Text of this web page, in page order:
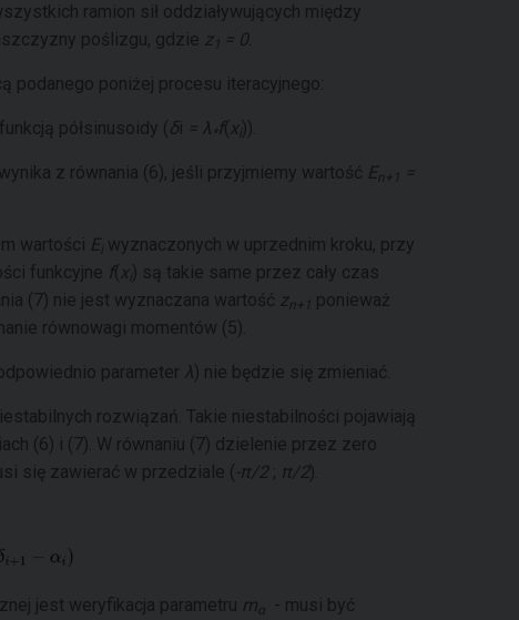
ramion sił oddziaływujących między
poślizgu, gdzie z 1 = 0.
podanego poniżej procesu iteracyjnego:
półsinusoidy ( δi = λ f( xi)).
wynika z równania (6), jeśli przyjmiemy wartość En+1
wartości Ei wyznaczonych w uprzednim kroku, przy
funkcyjne f( xi) są takie same przez cały czas
(7) nie jest wyznaczana wartość zn+1 ponieważ
równowagi momentów (5).
parameter λ) nie będzie się zmieniać.
rozwiązań. Takie niestabilności pojawiają
(6) i (7). W równaniu (7) dzielenie przez zero
się zawierać w przedziale ( -π/2; π/2).
jest weryfikacja parametru mα - musi być